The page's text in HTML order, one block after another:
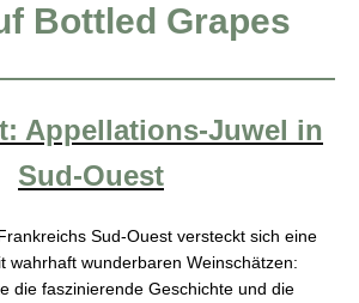
Bottled Grapes
Appellations-Juwel in
Sud-Ouest
Sud-Ouest versteckt sich eine
wahrhaft wunderbaren Weinschätzen:
die faszinierende Geschichte und die